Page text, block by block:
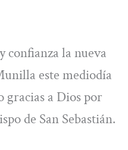
confianza la nueva
este mediodía
gracias a Dios por
de San Sebastián.